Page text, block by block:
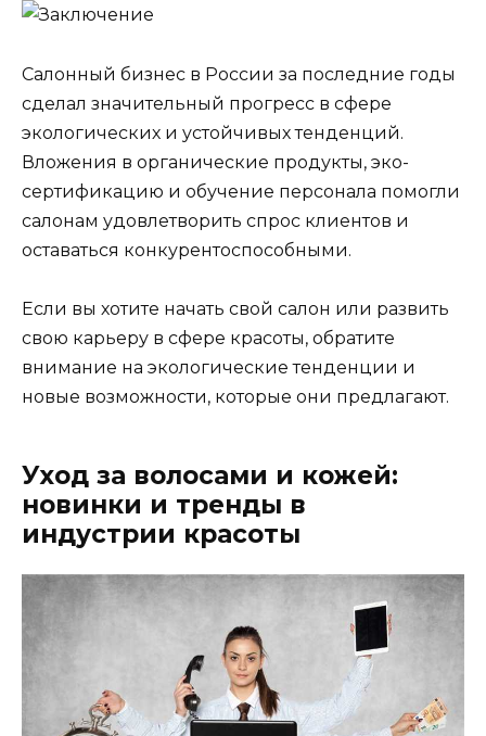
Салонный бизнес в России за последние годы
сделал значительный прогресс в сфере
экологических и устойчивых тенденций.
Вложения в органические продукты, эко-
сертификацию и обучение персонала помогли
салонам удовлетворить спрос клиентов и
оставаться конкурентоспособными.
Если вы хотите начать свой салон или развить
свою карьеру в сфере красоты, обратите
внимание на экологические тенденции и
новые возможности, которые они предлагают.
Уход за волосами и кожей:
новинки и тренды в
индустрии красоты